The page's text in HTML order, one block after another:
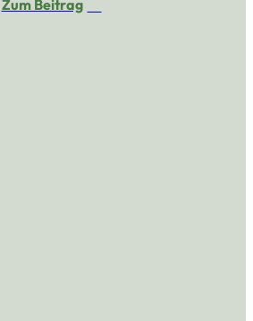
Zum Beitrag